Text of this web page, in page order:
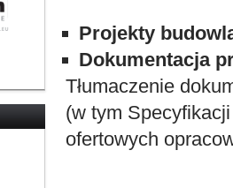
Projekty
Dokumentacja
Tłumaczenie
(w tym
ofertowych